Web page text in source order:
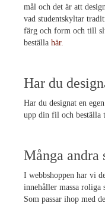
mål och det är att
vad studentskyltar
färg och form och till
beställa här.
Har du
Har du designat en
upp din fil och beställa
Många andra
I webbshoppen har vi
innehåller massa roliga
Som passar ihop med